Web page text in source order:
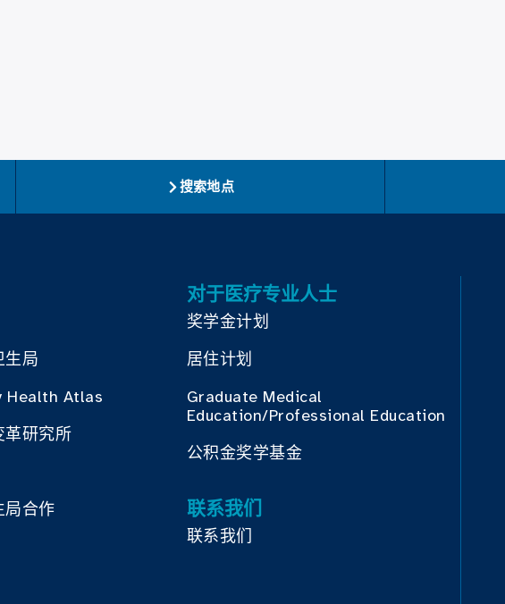
搜索地点
生局
Health Atlas
革研究所
局合作
对于医疗专业人士
奖学金计划
居住计划
Graduate Medical
Education/Professional Education
公积金奖学基金
联系我们
联系我们